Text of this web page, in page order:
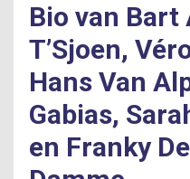
Bio van Bart
T’Sjoen,
Hans Van
Gabias,
en Franky